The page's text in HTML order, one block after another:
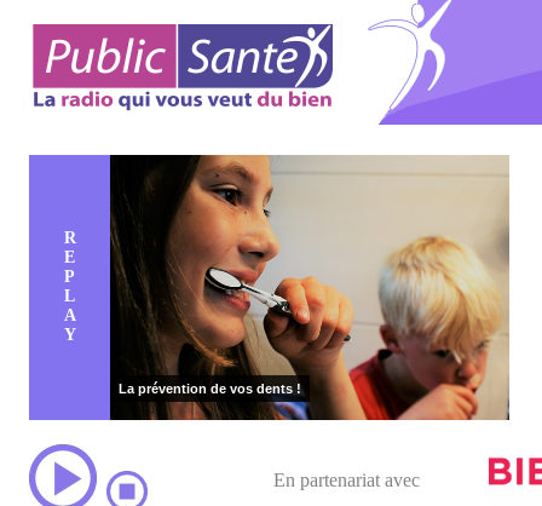
R
E
P
L
A
Y
La prévention de vos dents !
En partenariat avec